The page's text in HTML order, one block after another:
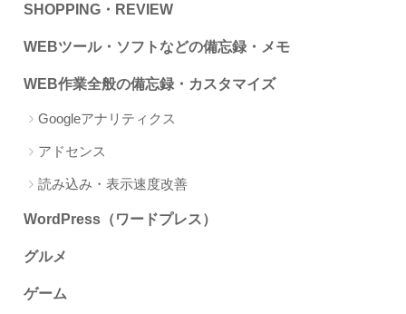
SHOPPING・REVIEW
WEBツール・ソフトなどの備忘録・メモ
WEB作業全般の備忘録・カスタマイズ
Googleアナリティクス
アドセンス
読み込み・表示速度改善
WordPress（ワードプレス）
グルメ
ゲーム